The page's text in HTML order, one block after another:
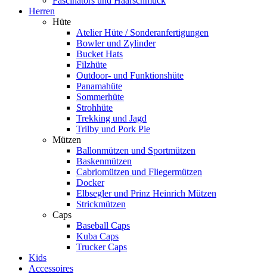
Herren
Hüte
Atelier Hüte / Sonderanfertigungen
Bowler und Zylinder
Bucket Hats
Filzhüte
Outdoor- und Funktionshüte
Panamahüte
Sommerhüte
Strohhüte
Trekking und Jagd
Trilby und Pork Pie
Mützen
Ballonmützen und Sportmützen
Baskenmützen
Cabriomützen und Fliegermützen
Docker
Elbsegler und Prinz Heinrich Mützen
Strickmützen
Caps
Baseball Caps
Kuba Caps
Trucker Caps
Kids
Accessoires